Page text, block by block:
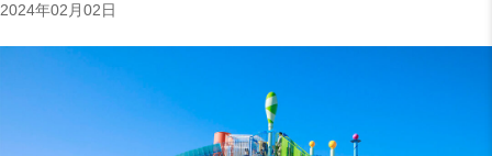
2024年02月02日